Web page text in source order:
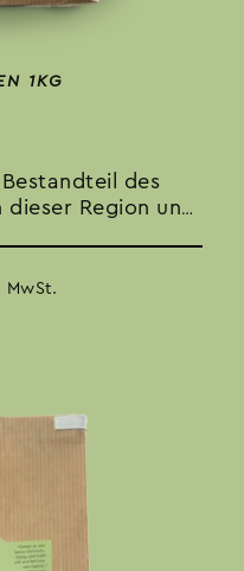
1KG
des
dieser Region und
entwickeln zu
MwSt.